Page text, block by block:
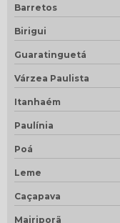
Barretos
Birigui
Guaratinguetá
Várzea Paulista
Itanhaém
Paulínia
Poá
Leme
Caçapava
Mairiporã